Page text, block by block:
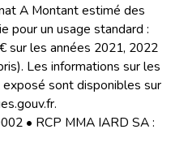
A Montant estimé des
pour un usage standard :
sur les années 2021, 2022
Les informations sur les
sont disponibles sur
• RCP MMA IARD SA :